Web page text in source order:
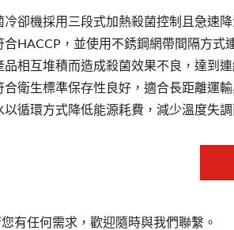
冷卻機採用三段式加熱殺菌控制且急速
合HACCP，並使用不銹鋼網帶間隔方式
品相互堆積而造成殺菌效果不良，達到
合衛生標準保存性良好，適合長距離運
以循環方式降低能源耗費，減少溫度失調
有任何需求，歡迎隨時與我們聯繫。